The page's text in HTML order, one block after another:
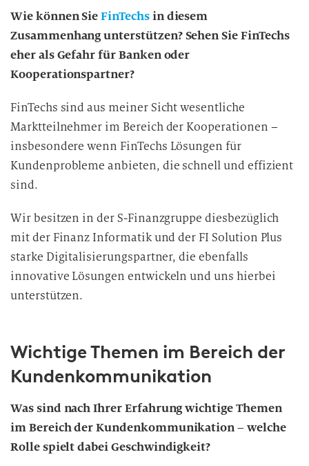
Wie können SieFinTechsin diesem
Zusammenhang unterstützen? Sehen Sie FinTechs
eher als Gefahr für Banken oder
Kooperationspartner?
FinTechs sind aus meiner Sicht wesentliche
Marktteilnehmer im Bereich der Kooperationen –
insbesondere wenn FinTechs Lösungen für
Kundenprobleme anbieten, die schnell und effizient
sind.
Wir besitzen in der S-Finanzgruppe diesbezüglich
mit der Finanz Informatik und der FI Solution Plus
starke Digitalisierungspartner, die ebenfalls
innovative Lösungen entwickeln und uns hierbei
unterstützen.
Wichtige Themen im Bereich der
Kundenkommunikation
Was sind nach Ihrer Erfahrung wichtige Themen
im Bereich der Kundenkommunikation – welche
Rolle spielt dabei Geschwindigkeit?